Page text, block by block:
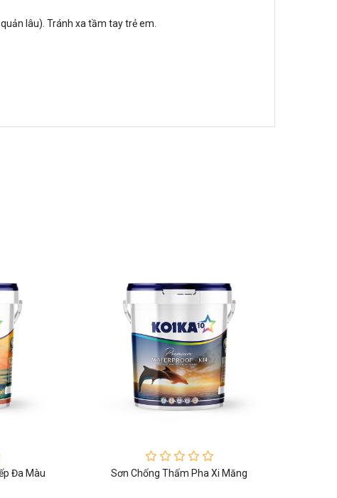
lâu). Tránh xa tầm tay trẻ em.
Đa Màu Sơn Chống Thấm Pha Xi Măng